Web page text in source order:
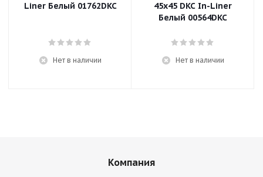
Liner Белый 01762DKC
Нет в наличии
45x45 DKC In-Liner
Белый 00564DKC
Нет в наличии
Компания